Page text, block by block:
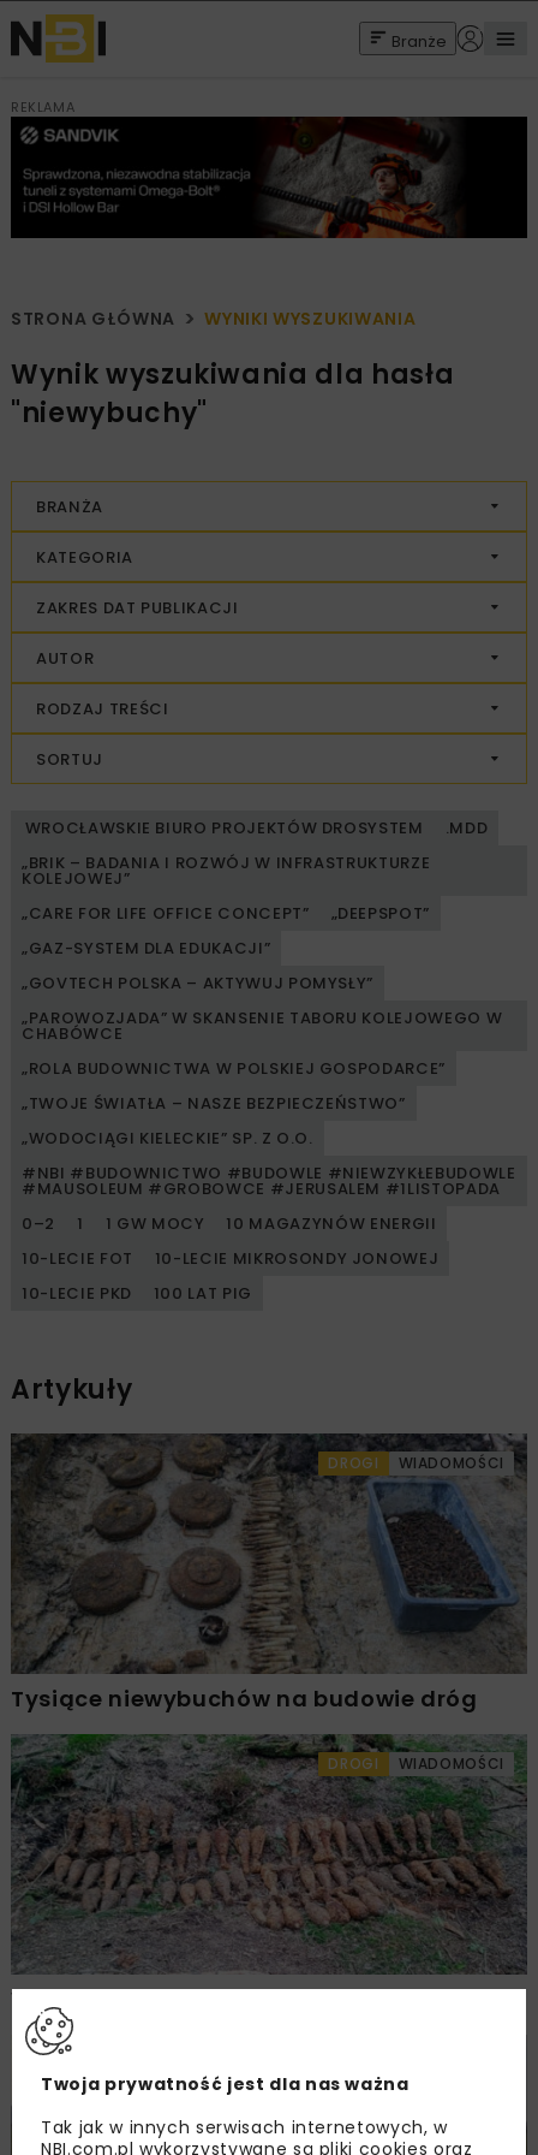
Branże
REKLAMA
STRONA GŁÓWNA WYNIKI WYSZUKIWANIA
Wynik wyszukiwania dla hasła
"niewybuchy"
BRANŻA
KATEGORIA
ZAKRES DAT PUBLIKACJI
AUTOR
RODZAJ TREŚCI
SORTUJ
WROCŁAWSKIE BIURO PROJEKTÓW DROSYSTEM
.MDD
„BRIK – BADANIA I ROZWÓJ W INFRASTRUKTURZE
KOLEJOWEJ”
„CARE FOR LIFE OFFICE CONCEPT”
„DEEPSPOT”
„GAZ-SYSTEM DLA EDUKACJI”
„GOVTECH POLSKA – AKTYWUJ POMYSŁY”
„PAROWOZJADA” W SKANSENIE TABORU KOLEJOWEGO W
CHABÓWCE
„ROLA BUDOWNICTWA W POLSKIEJ GOSPODARCE”
„TWOJE ŚWIATŁA – NASZE BEZPIECZEŃSTWO”
„WODOCIĄGI KIELECKIE” SP. Z O.O.
#NBI #BUDOWNICTWO #BUDOWLE #NIEWZYKŁEBUDOWLE
#MAUSOLEUM #GROBOWCE #JERUSALEM #1LISTOPADA
0–2
1 1 GW MOCY
10 MAGAZYNÓW ENERGII
10-LECIE FOT
10-LECIE MIKROSONDY JONOWEJ
10-LECIE PKD
100 LAT PIG
Artykuły
DROGI WIADOMOŚCI
Tysiące niewybuchów na budowie dróg
DROGI WIADOMOŚCI
Wybuchowe odkrycia na budowie S19
Twoja prywatność jest dla nas ważna
Tak jak w innych serwisach internetowych, w
NBI.com.pl wykorzystywane są pliki cookies oraz